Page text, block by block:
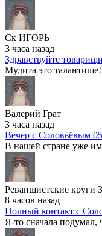
Ск ИГОРЬ
3 часа назад
Здравствуйте
Мудита это
Валерий Грат
3 часа назад
Вечер с Соловьёвым
В нашей стране уже
Реваншистские круги
8 часов назад
Полный контакт с
Я-то сначала